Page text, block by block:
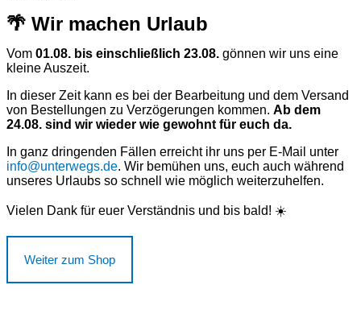
🌴 Wir machen Urlaub
Vom 01.08. bis einschließlich 23.08. gönnen wir uns eine
kleine Auszeit.
In dieser Zeit kann es bei der Bearbeitung und dem Versand
von Bestellungen zu Verzögerungen kommen. Ab dem
24.08. sind wir wieder wie gewohnt für euch da.
In ganz dringenden Fällen erreicht ihr uns per E-Mail unter
info@unterwegs.de. Wir bemühen uns, euch auch während
unseres Urlaubs so schnell wie möglich weiterzuhelfen.
Vielen Dank für euer Verständnis und bis bald! ☀️
Weiter zum Shop